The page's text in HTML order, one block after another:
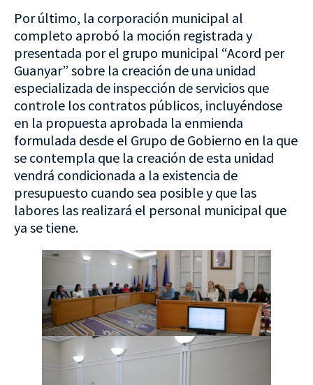
Por último, la corporación municipal al
completo aprobó la moción registrada y
presentada por el grupo municipal “Acord per
Guanyar” sobre la creación de una unidad
especializada de inspección de servicios que
controle los contratos públicos, incluyéndose
en la propuesta aprobada la enmienda
formulada desde el Grupo de Gobierno en la que
se contempla que la creación de esta unidad
vendrá condicionada a la existencia de
presupuesto cuando sea posible y que las
labores las realizará el personal municipal que
ya se tiene.